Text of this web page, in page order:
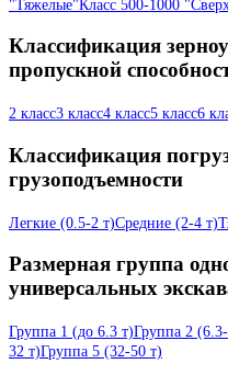
"Тяжелые"Класс 500-1000
Классификация
пропускной
2 класс3 класс4 класс5 класс6
Классификация
грузоподъемности
Легкие (0.5-2 т)Средние (2-4 т)
Размерная группа
универсальных
Группа 1 (до 6.3 т)Группа 2
32 т)Группа 5 (32-50 т)